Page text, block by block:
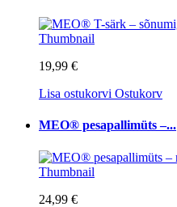
19,99 €
Lisa ostukorvi Ostukorv
MEO® pesapallimüts –...
24,99 €